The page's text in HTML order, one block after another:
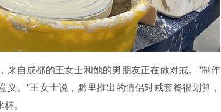
来自成都的王女士和她的男朋友正在做对戒。“制作
。”王女士说，黔里推出的情侣对戒套餐很划算，
。